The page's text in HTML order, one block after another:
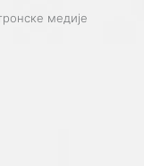
медије